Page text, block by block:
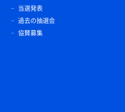
当選発表
過去の抽選会
協賛募集